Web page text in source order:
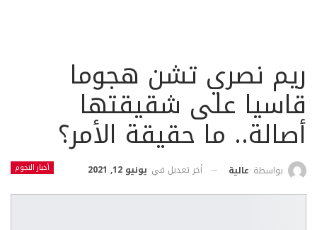
ريم نصري تشن هجوما
قاسيا على شقيقتها
أصالة.. ما حقيقة الأمر؟
أخبار النجوم بواسطة عالية أخر تعديل في يونيو 12, 2021